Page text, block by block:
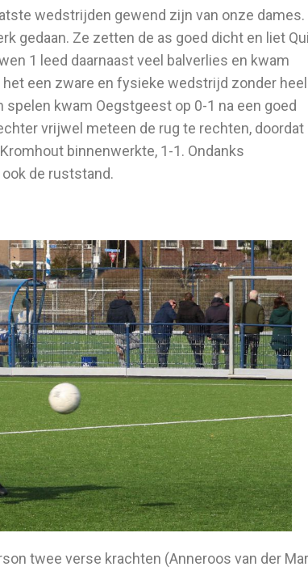
wedstrijden gewend zijn van onze dames.
gedaan. Ze zetten de as goed dicht en liet
1 leed daarnaast veel balverlies en kwam
een zware en fysieke wedstrijd zonder heel
spelen kwam Oegstgeest op 0-1 na een goed
vrijwel meteen de rug te rechten, doordat
binnenwerkte, 1-1. Ondanks
de ruststand.
twee verse krachten (Anneroos van der